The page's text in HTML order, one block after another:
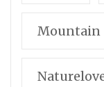
Mountain